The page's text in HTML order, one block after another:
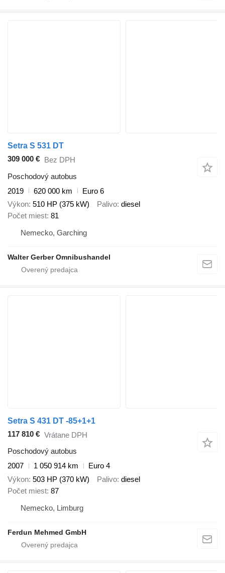
Setra S 531 DT
309 000 € Bez DPH
Poschodový autobus
2019
620 000 km
Euro 6
Výkon 510 HP (375 kW) Palivo diesel
Počet miest 81
Nemecko, Garching
Walter Gerber Omnibushandel
Setra S 431 DT -85+1+1
117 810 € Vrátane DPH
Poschodový autobus
2007
1 050 914 km
Euro 4
Výkon 503 HP (370 kW) Palivo diesel
Počet miest 87
Nemecko, Limburg
Ferdun Mehmed GmbH